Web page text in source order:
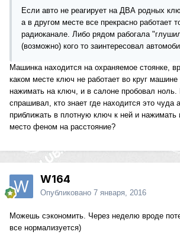
Если авто не реагирует на ДВА родных
а в другом месте все прекрасно работает
радиоканале. Либо рядом рабогала
(возможно) кого то заинтересовал
Машинка находится на охраняемое стоянке,
каком месте ключ не работает во круг
нажимать на ключ, и в салоне пробовал ноль.
спрашивал, кто знает где находится это чуда
приближать в плотную ключ к ней и нажимать
место феном на расстояние?
W164
Опубликовано 7 января, 2016
Можешь сэкономить. Через неделю вроде
все нормализуется)